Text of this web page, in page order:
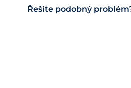
Řešíte podobný